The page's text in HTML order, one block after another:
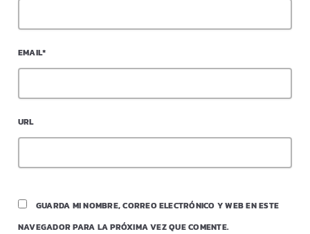
EMAIL*
URL
GUARDA MI NOMBRE, CORREO ELECTRÓNICO Y WEB EN ESTE
NAVEGADOR PARA LA PRÓXIMA VEZ QUE COMENTE.